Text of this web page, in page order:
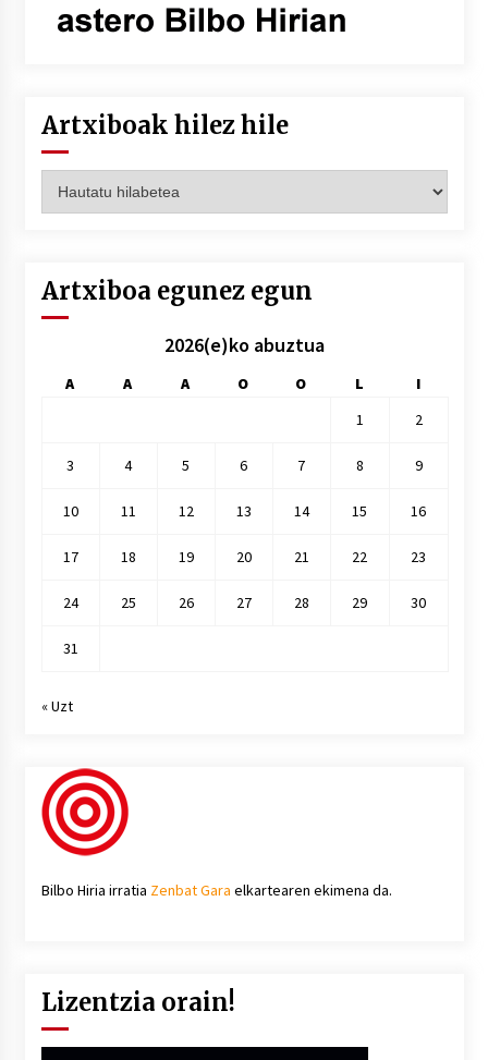
Artxiboak hilez hile
hilez
Artxiboa egunez egun
2026(e)ko abuztua
A A A O O L
I
1
2
3 4 5 6 7 8 9
10 11 12 13 14 15 16
17 18 19 20 21 22 23
24 25 26 27 28 29 30
31
« Uzt
Bilbo Hiria irratia Zenbat Gara elkartearen ekimena da.
Lizentzia orain!